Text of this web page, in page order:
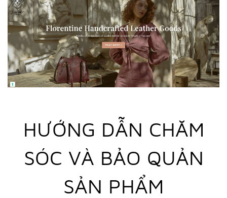
HƯỚNG DẪN CHĂM
SÓC VÀ BẢO QUẢN
SẢN PHẨM